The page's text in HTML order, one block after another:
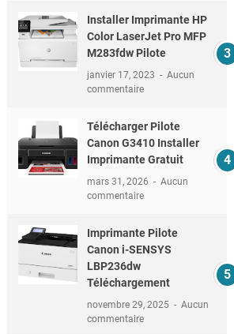
Installer Imprimante HP
Color LaserJet Pro MFP
M283fdw Pilote
janvier 17, 2023
Aucun
commentaire
Télécharger Pilote
Canon G3410 Installer
Imprimante Gratuit
mars 31, 2026
Aucun
commentaire
Imprimante Pilote
Canon i-SENSYS
LBP236dw
Téléchargement
novembre 29, 2025
Aucun
commentaire